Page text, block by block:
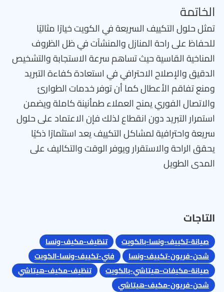
الخاتمة
تمثل حلول التكييف السريعة في الكويت خيارًا مثاليًا
للحفاظ على راحة المنازل والمنشآت في ظل الظروف
المناخية القاسية حيث تساهم سرعة الاستجابة والتشخيص
الدقيق والإصلاح الاحترافي في استعادة كفاءة التبريد
ومنع تفاقم الأعطال كما أن توفر خدمات الطوارئ
والاتصال الفوري يمنح العملاء طمأنينة كاملة ويضمن
استمرار التبريد دون انقطاع لذلك فإن الاعتماد على حلول
سريعة واحترافية لمشاكل التكييف يعد استثمارًا ذكيًا
يحقق الراحة والاستقرار ويوفر الوقت والتكاليف على
المدى الطويل
التاجات
صيانة-تكييف-ونسا-بالكويت
تنظيف-مكيف-ونسا
شحن-فريون-تكييف-ونسا
فني-تكييف-ونسا-الكويت
صيانة-مكيفات-هيتاشي-بالكويت
تنظيف-مكيف-هيتاشي
شحن-فريون-مكيف-هيتاشي